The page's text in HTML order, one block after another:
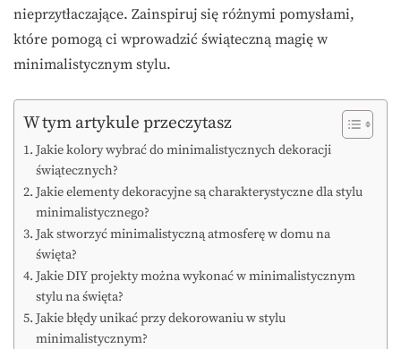
nieprzytłaczające. Zainspiruj się różnymi pomysłami,
które pomogą ci wprowadzić świąteczną magię w
minimalistycznym stylu.
W tym artykule przeczytasz
Jakie kolory wybrać do minimalistycznych dekoracji
świątecznych?
Jakie elementy dekoracyjne są charakterystyczne dla stylu
minimalistycznego?
Jak stworzyć minimalistyczną atmosferę w domu na
święta?
Jakie DIY projekty można wykonać w minimalistycznym
stylu na święta?
Jakie błędy unikać przy dekorowaniu w stylu
minimalistycznym?